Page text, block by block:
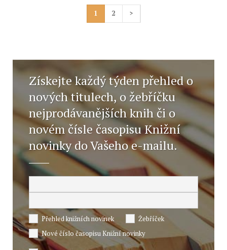
1 2 >
Získejte každý týden přehled o
nových titulech, o žebříčku
nejprodávanějších knih či o
novém čísle časopisu Knižní
novinky do Vašeho e-mailu.
Přehled knižních novinek
Žebříček
Nové číslo časopisu Knižní novinky